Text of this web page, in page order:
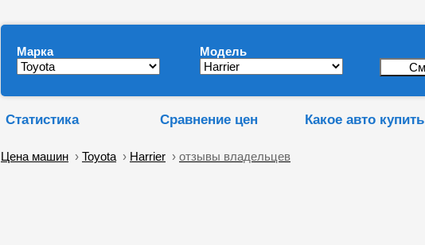
Марка Модель
Статистика Сравнение цен Какое авто купить
Цена машин › Toyota › Harrier › отзывы владельцев